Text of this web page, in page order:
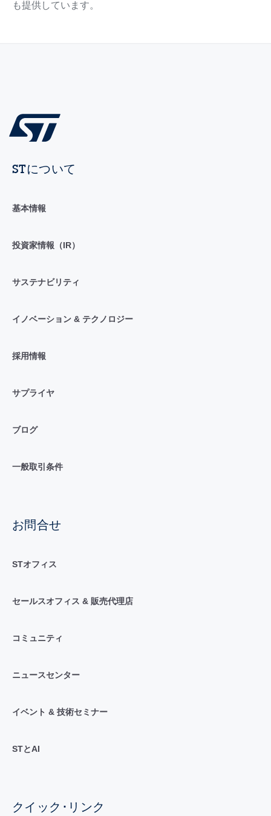
も提供しています。
STについて
基本情報
投資家情報（IR）
サステナビリティ
イノベーション & テクノロジー
採用情報
サプライヤ
ブログ
一般取引条件
お問合せ
STオフィス
セールスオフィス & 販売代理店
コミュニティ
ニュースセンター
イベント & 技術セミナー
STとAI
クイック･リンク